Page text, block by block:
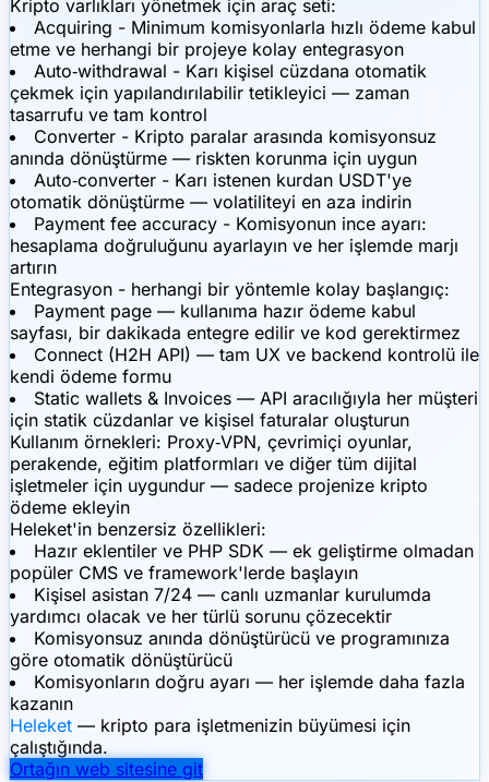
Kripto varlıkları yönetmek için araç seti:
Acquiring - Minimum komisyonlarla hızlı ödeme kabul
etme ve herhangi bir projeye kolay entegrasyon
Auto‑withdrawal - Karı kişisel cüzdana otomatik
çekmek için yapılandırılabilir tetikleyici — zaman
tasarrufu ve tam kontrol
Converter - Kripto paralar arasında komisyonsuz
anında dönüştürme — riskten korunma için uygun
Auto‑converter - Karı istenen kurdan USDT'ye
otomatik dönüştürme — volatiliteyi en aza indirin
Payment fee accuracy - Komisyonun ince ayarı:
hesaplama doğruluğunu ayarlayın ve her işlemde marjı
artırın
Entegrasyon - herhangi bir yöntemle kolay başlangıç:
Payment page — kullanıma hazır ödeme kabul
sayfası, bir dakikada entegre edilir ve kod gerektirmez
Connect (H2H API) — tam UX ve backend kontrolü ile
kendi ödeme formu
Static wallets & Invoices — API aracılığıyla her müşteri
için statik cüzdanlar ve kişisel faturalar oluşturun
Kullanım örnekleri: Proxy‑VPN, çevrimiçi oyunlar,
perakende, eğitim platformları ve diğer tüm dijital
işletmeler için uygundur — sadece projenize kripto
ödeme ekleyin
Heleket'in benzersiz özellikleri:
Hazır eklentiler ve PHP SDK — ek geliştirme olmadan
popüler CMS ve framework'lerde başlayın
Kişisel asistan 7/24 — canlı uzmanlar kurulumda
yardımcı olacak ve her türlü sorunu çözecektir
Komisyonsuz anında dönüştürücü ve programınıza
göre otomatik dönüştürücü
Komisyonların doğru ayarı — her işlemde daha fazla
kazanın
Heleket — kripto para işletmenizin büyümesi için
çalıştığında.
Ortağın web sitesine git